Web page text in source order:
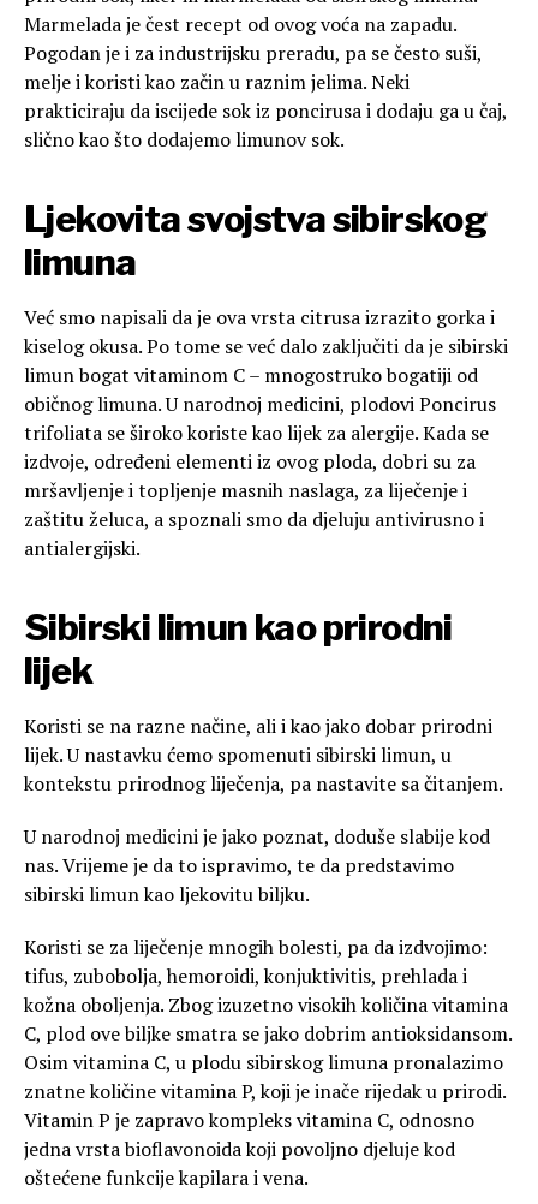
Marmelada je čest recept od ovog voća na zapadu.
Pogodan je i za industrijsku preradu, pa se često suši,
melje i koristi kao začin u raznim jelima. Neki
prakticiraju da iscijede sok iz poncirusa i dodaju ga u čaj,
slično kao što dodajemo limunov sok.
Ljekovita svojstva sibirskog
limuna
Već smo napisali da je ova vrsta citrusa izrazito gorka i
kiselog okusa. Po tome se već dalo zaključiti da je sibirski
limun bogat vitaminom C – mnogostruko bogatiji od
običnog limuna. U narodnoj medicini, plodovi Poncirus
trifoliata se široko koriste kao lijek za alergije. Kada se
izdvoje, određeni elementi iz ovog ploda, dobri su za
mršavljenje i topljenje masnih naslaga, za liječenje i
zaštitu želuca, a spoznali smo da djeluju antivirusno i
antialergijski.
Sibirski limun kao prirodni
lijek
Koristi se na razne načine, ali i kao jako dobar prirodni
lijek. U nastavku ćemo spomenuti sibirski limun, u
kontekstu prirodnog liječenja, pa nastavite sa čitanjem.
U narodnoj medicini je jako poznat, doduše slabije kod
nas. Vrijeme je da to ispravimo, te da predstavimo
sibirski limun kao ljekovitu biljku.
Koristi se za liječenje mnogih bolesti, pa da izdvojimo:
tifus, zubobolja, hemoroidi, konjuktivitis, prehlada i
kožna oboljenja. Zbog izuzetno visokih količina vitamina
C, plod ove biljke smatra se jako dobrim antioksidansom.
Osim vitamina C, u plodu sibirskog limuna pronalazimo
znatne količine vitamina P, koji je inače rijedak u prirodi.
Vitamin P je zapravo kompleks vitamina C, odnosno
jedna vrsta bioflavonoida koji povoljno djeluje kod
oštećene funkcije kapilara i vena.